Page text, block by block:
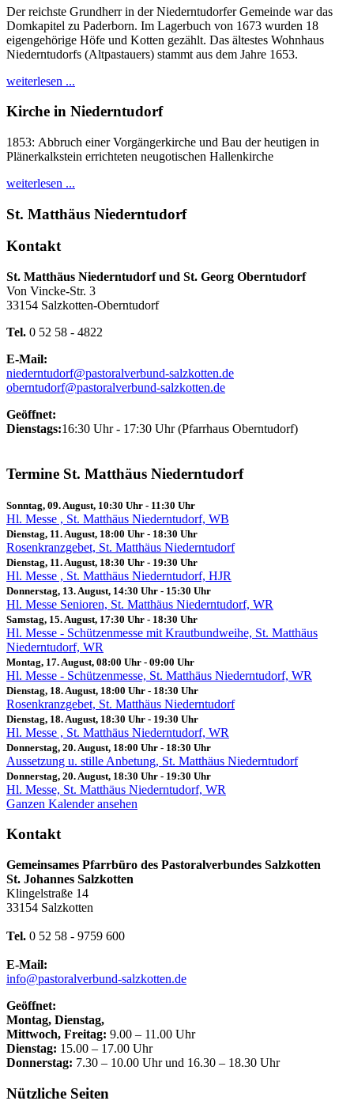
Der reichste Grundherr in der Niederntudorfer Gemeinde war das
Domkapitel zu Paderborn. Im Lagerbuch von 1673 wurden 18
eigengehörige Höfe und Kotten gezählt. Das ältestes Wohnhaus
Niederntudorfs (Altpastauers) stammt aus dem Jahre 1653.
weiterlesen ...
Kirche in Niederntudorf
1853: Abbruch einer Vorgängerkirche und Bau der heutigen in
Plänerkalkstein errichteten neugotischen Hallenkirche
weiterlesen ...
St. Matthäus Niederntudorf
Kontakt
St. Matthäus Niederntudorf und St. Georg Oberntudorf
Von Vincke-Str. 3
33154 Salzkotten-Oberntudorf
Tel. 0 52 58 - 4822
E-Mail:
niederntudorf@pastoralverbund-salzkotten.de
oberntudorf@pastoralverbund-salzkotten.de
Geöffnet:
Dienstags:16:30 Uhr - 17:30 Uhr (Pfarrhaus Oberntudorf)
Termine St. Matthäus Niederntudorf
Sonntag, 09. August, 10:30 Uhr - 11:30 Uhr
Hl. Messe , St. Matthäus Niederntudorf, WB
Dienstag, 11. August, 18:00 Uhr - 18:30 Uhr
Rosenkranzgebet, St. Matthäus Niederntudorf
Dienstag, 11. August, 18:30 Uhr - 19:30 Uhr
Hl. Messe , St. Matthäus Niederntudorf, HJR
Donnerstag, 13. August, 14:30 Uhr - 15:30 Uhr
Hl. Messe Senioren, St. Matthäus Niederntudorf, WR
Samstag, 15. August, 17:30 Uhr - 18:30 Uhr
Hl. Messe - Schützenmesse mit Krautbundweihe, St. Matthäus
Niederntudorf, WR
Montag, 17. August, 08:00 Uhr - 09:00 Uhr
Hl. Messe - Schützenmesse, St. Matthäus Niederntudorf, WR
Dienstag, 18. August, 18:00 Uhr - 18:30 Uhr
Rosenkranzgebet, St. Matthäus Niederntudorf
Dienstag, 18. August, 18:30 Uhr - 19:30 Uhr
Hl. Messe , St. Matthäus Niederntudorf, WR
Donnerstag, 20. August, 18:00 Uhr - 18:30 Uhr
Aussetzung u. stille Anbetung, St. Matthäus Niederntudorf
Donnerstag, 20. August, 18:30 Uhr - 19:30 Uhr
Hl. Messe, St. Matthäus Niederntudorf, WR
Ganzen Kalender ansehen
Kontakt
Gemeinsames Pfarrbüro des Pastoralverbundes Salzkotten
St. Johannes Salzkotten
Klingelstraße 14
33154 Salzkotten
Tel. 0 52 58 - 9759 600
E-Mail:
info@pastoralverbund-salzkotten.de
Geöffnet:
Montag, Dienstag,
Mittwoch, Freitag: 9.00 – 11.00 Uhr
Dienstag: 15.00 – 17.00 Uhr
Donnerstag: 7.30 – 10.00 Uhr und 16.30 – 18.30 Uhr
Nützliche Seiten